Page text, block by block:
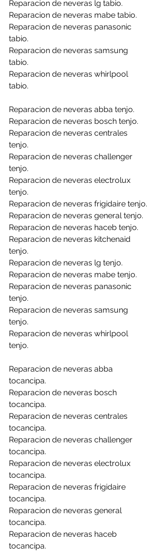
Reparacion de neveras lg tabio.
Reparacion de neveras mabe tabio.
Reparacion de neveras panasonic
tabio.
Reparacion de neveras samsung
tabio.
Reparacion de neveras whirlpool
tabio.
Reparacion de neveras abba tenjo.
Reparacion de neveras bosch tenjo.
Reparacion de neveras centrales
tenjo.
Reparacion de neveras challenger
tenjo.
Reparacion de neveras electrolux
tenjo.
Reparacion de neveras frigidaire tenjo.
Reparacion de neveras general tenjo.
Reparacion de neveras haceb tenjo.
Reparacion de neveras kitchenaid
tenjo.
Reparacion de neveras lg tenjo.
Reparacion de neveras mabe tenjo.
Reparacion de neveras panasonic
tenjo.
Reparacion de neveras samsung
tenjo.
Reparacion de neveras whirlpool
tenjo.
Reparacion de neveras abba
tocancipa.
Reparacion de neveras bosch
tocancipa.
Reparacion de neveras centrales
tocancipa.
Reparacion de neveras challenger
tocancipa.
Reparacion de neveras electrolux
tocancipa.
Reparacion de neveras frigidaire
tocancipa.
Reparacion de neveras general
tocancipa.
Reparacion de neveras haceb
tocancipa.